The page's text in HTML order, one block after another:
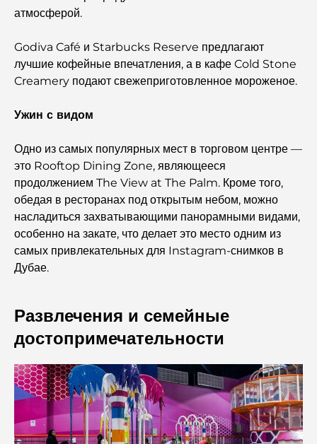
Лучшие поля для гольфа чемпионского уровня в
Прибрежные жилые комплексы в Дубае: роскошная
жизнь у моря.
Лучшие стейк-рестораны Дубая: путеводитель для
Лучшие банки Дубая для экспатов: полное руководство
по банковским услугам
Самая дорогая страна в мире: глобальный рейтинг
стоимости жизни
Путеводитель по фитнес-центрам Damac Hills:
Лучшие торговые центры Дубая для шопинга и
развлечений.
Чем заняться в DIFC: исследуйте самый динамичный
район Дубая.
Кредитные карты в ОАЭ: полное руководство по
атмосферой.
Godiva Café и Starbucks Reserve предлагают
лучшие кофейные впечатления, а в кафе Cold Stone
Creamery подают свежеприготовленное мороженое.
Ужин с видом
Одно из самых популярных мест в торговом центре —
это Rooftop Dining Zone, являющееся
продолжением The View at The Palm. Кроме того,
обедая в ресторанах под открытым небом, можно
насладиться захватывающими панорамными видами,
особенно на закате, что делает это место одним из
самых привлекательных для Instagram-снимков в
Дубае.
Развлечения и семейные
достопримечательности